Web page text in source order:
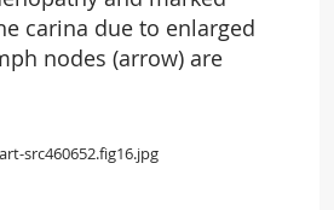
carina due to enlarged
nodes (arrow) are